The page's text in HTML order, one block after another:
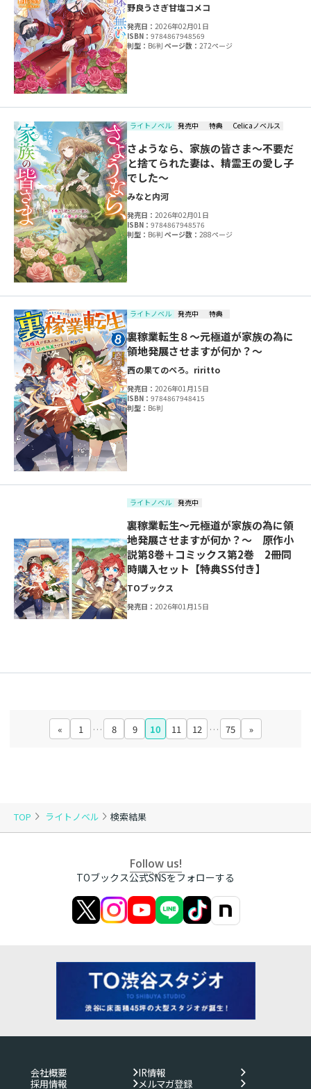
TOP ライトノベル 検索結果
野良うさぎ甘塩コメコ
発売日：2026年02月01日
ISBN：9784867948569
判型： B6判ページ数：272ページ
ライトノベル 発売中 特典 Celicaノベルス
さようなら、家族の皆さま～不要だ
と捨てられた妻は、精霊王の愛し子
でした～
みなと内河
発売日：2026年02月01日
ISBN：9784867948576
判型： B6判ページ数：288ページ
ライトノベル 発売中 特典
裏稼業転生８～元極道が家族の為に
領地発展させますが何か？～
西の果てのぺろ。 riritto
発売日：2026年01月15日
ISBN：9784867948415
判型： B6判
ライトノベル 発売中
裏稼業転生～元極道が家族の為に領
地発展させますが何か？～ 原作小
説第8巻＋コミックス第2巻 2冊同
時購入セット【特典SS付き】
TOブックス
発売日：2026年01月15日
« 1 … 8 9 10 11 12 … 75 »
Follow us!
TOブックス公式SNSをフォローする
会社概要
IR情報
採用情報
メルマガ登録